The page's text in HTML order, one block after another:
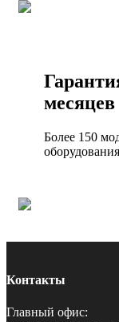
месяцев
Более 150
Контакты
Главный офис: